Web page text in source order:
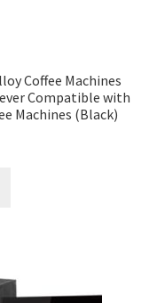
Coffee Machines
Compatible with
Machines (Black)